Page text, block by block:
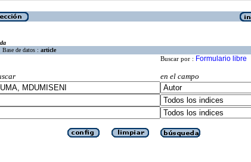
Base de datos : article
Buscar por : Formulario libre
en el campo